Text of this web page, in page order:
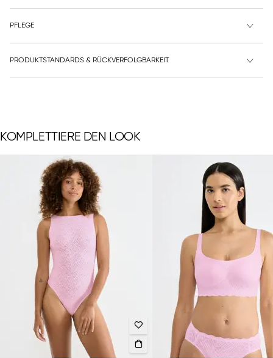
PFLEGE
PRODUKTSTANDARDS & RÜCKVERFOLGBARKEIT
KOMPLETTIERE DEN LOOK